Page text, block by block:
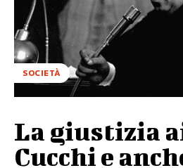
SOCIETÀ
La giustizia
Cucchi e